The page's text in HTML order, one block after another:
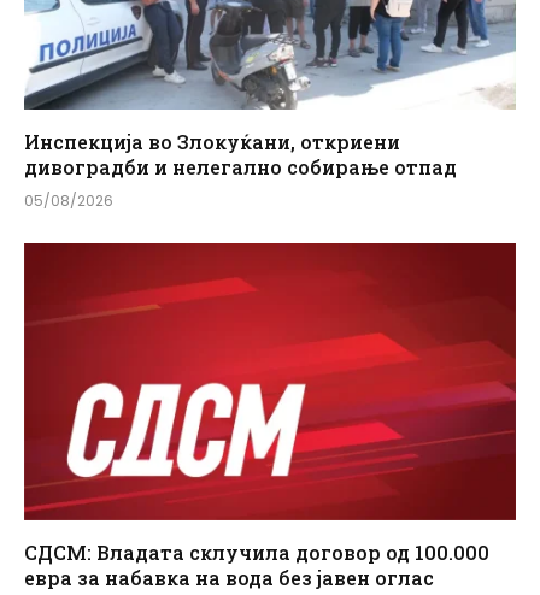
Инспекција во Злокуќани, откриени
дивоградби и нелегално собирање отпад
05/08/2026
СДСМ: Владата склучила договор од 100.000
евра за набавка на вода без јавен оглас